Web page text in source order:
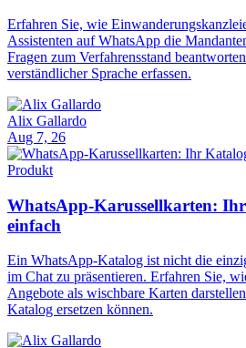
Erfahren Sie, wie
Assistenten auf WhatsApp die
Fragen zum Verfahrensstand
verständlicher Sprache erfassen.
Alix Gallardo
Aug 7, 26
Produkt
WhatsApp-Karussellkarten:
einfach
Ein WhatsApp-Katalog ist nicht die
im Chat zu präsentieren. Erfahren Sie,
Angebote als wischbare Karten
Katalog ersetzen können.